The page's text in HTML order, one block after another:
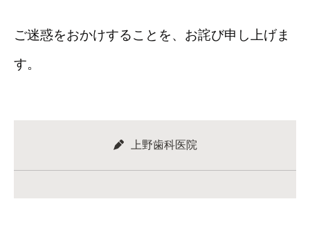
ご迷惑をおかけすることを、お詫び申し上げま
す。
上野歯科医院